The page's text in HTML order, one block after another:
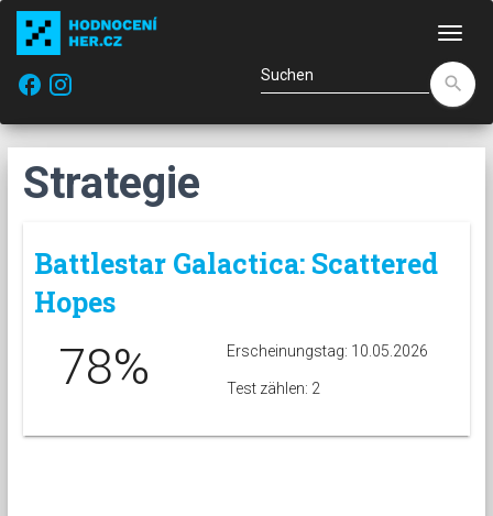
facebook
search
Strategie
Battlestar Galactica: Scattered
Hopes
78% Erscheinungstag: 10.05.2026
Test zählen: 2